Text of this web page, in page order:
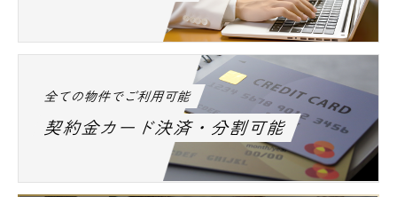
全ての物件でご利用可能
契約金カード決済・分割可能